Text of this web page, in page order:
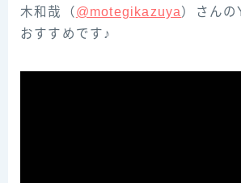
木‌和‌哉‌（‌‌ @motegikazuya‌‌）‌さ‌ん‌の‌
おすすめです♪